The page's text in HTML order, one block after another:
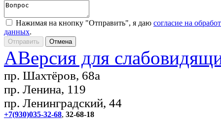
Нажимая на кнопку "Отправить", я даю согласие на
данных.
AВерсия для
пр. Шахтёров, 68а
пр. Ленина, 119
пр. Ленинградский, 44
+7(930)035-32-68, 32-68-18